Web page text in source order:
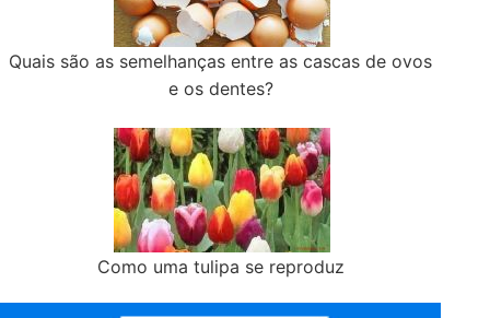
Quais são as semelhanças entre as cascas de ovos
e os dentes?
Como uma tulipa se reproduz